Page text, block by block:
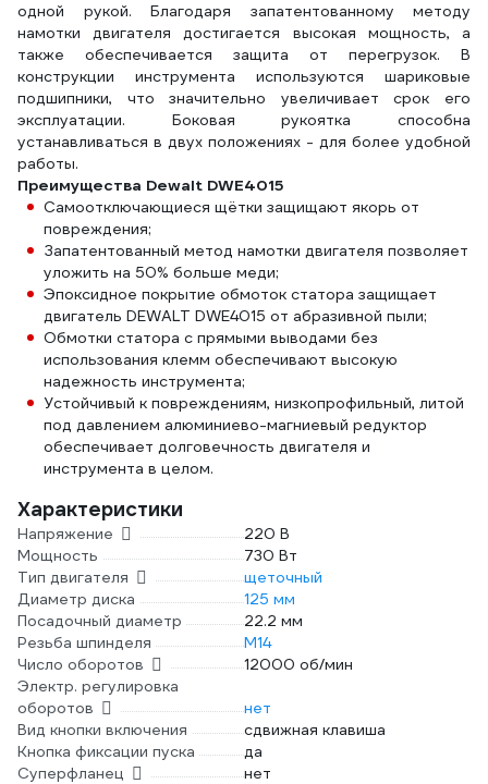
одной рукой. Благодаря запатентованному методу
намотки двигателя достигается высокая мощность, а
также обеспечивается защита от перегрузок. В
конструкции инструмента используются шариковые
подшипники, что значительно увеличивает срок его
эксплуатации. Боковая рукоятка способна
устанавливаться в двух положениях - для более удобной
работы.
Преимущества Dewalt DWE4015
Самоотключающиеся щётки защищают якорь от
повреждения;
Запатентованный метод намотки двигателя позволяет
уложить на 50% больше меди;
Эпоксидное покрытие обмоток статора защищает
двигатель DEWALT DWE4015 от абразивной пыли;
Обмотки статора с прямыми выводами без
использования клемм обеспечивают высокую
надежность инструмента;
Устойчивый к повреждениям, низкопрофильный, литой
под давлением алюминиево-магниевый редуктор
обеспечивает долговечность двигателя и
инструмента в целом.
Характеристики
Напряжение
220 В
Мощность
730 Вт
Тип двигателя
щеточный
Диаметр диска
125 мм
Посадочный диаметр
22.2 мм
Резьба шпинделя
М14
Число оборотов
12000 об/мин
Электр. регулировка
оборотов
нет
Вид кнопки включения
сдвижная клавиша
Кнопка фиксации пуска
да
Суперфланец
нет